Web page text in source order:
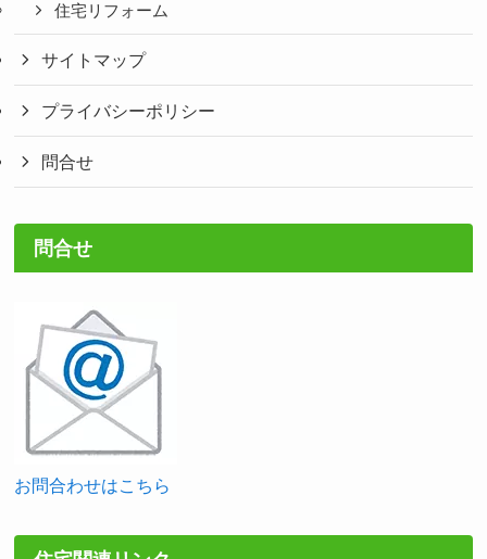
住宅リフォーム
サイトマップ
プライバシーポリシー
問合せ
問合せ
お問合わせはこちら